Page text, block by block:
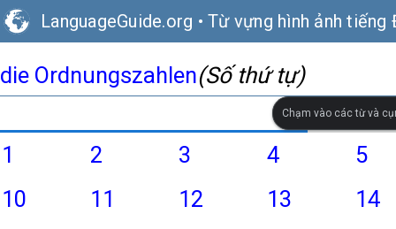
LanguageGuide.org • Từ vựng hình ảnh tiếng
die Ordnungszahlen(Số thứ tự)
Chạm vào các từ và
1 2 3 4
5
10
11 12 13
14